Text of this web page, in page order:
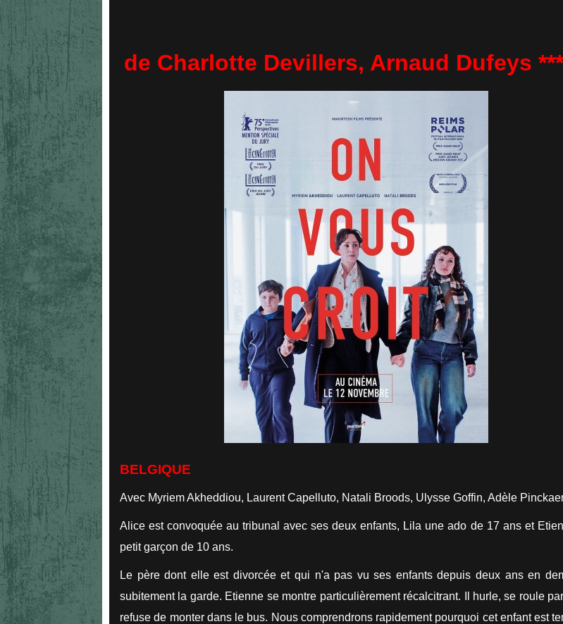
de Charlotte Devillers, Arnaud Dufeys
BELGIQUE
Avec Myriem Akheddiou, Laurent Capelluto, Natali Broods, Ulysse Goffin, Adèle
Alice est convoquée au tribunal avec ses deux enfants, Lila une ado de 17 ans et
petit garçon de 10 ans.
Le père dont elle est divorcée et qui n'a pas vu ses enfants depuis deux ans en
subitement la garde. Etienne se montre particulièrement récalcitrant. Il hurle, se roule
refuse de monter dans le bus. Nous comprendrons rapidement pourquoi cet enfant est